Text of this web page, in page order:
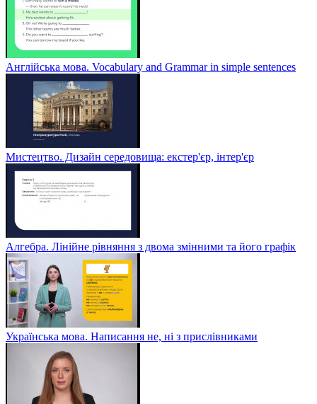
Англійська мова. Vocabulary and Grammar in simple sentences
Мистецтво. Дизайн середовища: екстер'єр, інтер'єр
Алгебра. Лінійне рівняння з двома змінними та його графік
Українська мова. Написання не, ні з прислівниками